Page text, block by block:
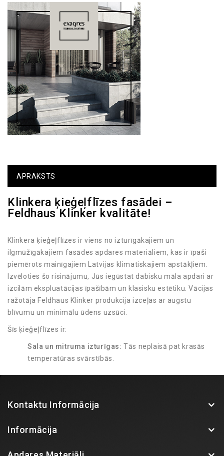
APRAKSTS
Klinkera ķieģeļflīzes fasādei –
Feldhaus Klinker kvalitāte!
Klinkera ķieģeļflīzes ir viens no izturīgākajiem un
ilgmūžīgākajiem fasādes apdares materiāliem, kas ir īpaši
piemērots mainīgajiem Latvijas klimatiskajiem apstākļiem.
Izvēloties šo risinājumu, Jūs iegūstat dabisku māla apdari ar
izcilām ekspluatācijas īpašībām un klasisku estētiku. Vācijas
ražotāja Feldhaus Klinker produkcija izceļas ar augstu
blīvumu un minimālu ūdens uzsūci.
Šīs ķieģeļflīzes ir:
Sala un mitruma izturīgas: Tās neplaisā pat krasās
temperatūras svārstībās.
pārkrāsošana vai speciāla apkope.
aicinām apmeklēt BK Fasādes salonu, kur iespējams klātienē
Kontaktu Informācija
Informācija